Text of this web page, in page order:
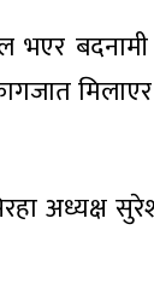
बदनामी
अध्यक्ष